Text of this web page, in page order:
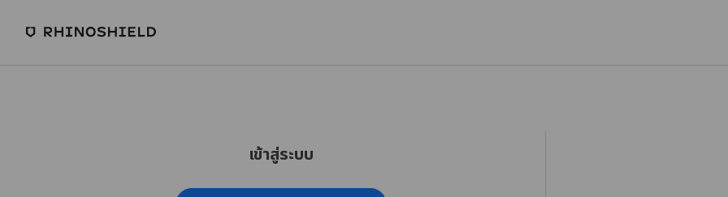
เข้าสู่ระบบ